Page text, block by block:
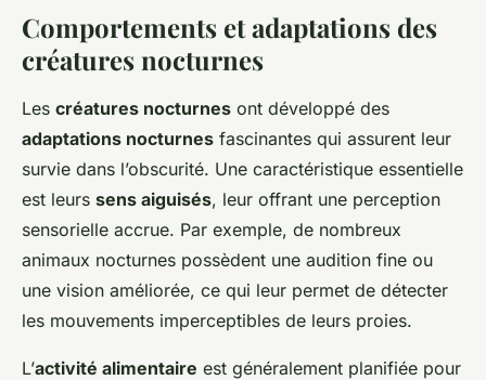
Comportements et adaptations des
créatures nocturnes
Les créatures nocturnes ont développé des
adaptations nocturnes fascinantes qui assurent leur
survie dans l’obscurité. Une caractéristique essentielle
est leurs sens aiguisés, leur offrant une perception
sensorielle accrue. Par exemple, de nombreux
animaux nocturnes possèdent une audition fine ou
une vision améliorée, ce qui leur permet de détecter
les mouvements imperceptibles de leurs proies.
L’activité alimentaire est généralement planifiée pour